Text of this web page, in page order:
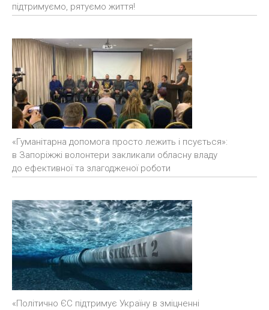
підтримуємо, рятуємо життя!
«Гуманітарна допомога просто лежить і псується»:
в Запоріжжі волонтери закликали обласну владу
до ефективної та злагодженої роботи
«Політично ЄС підтримує Україну в зміцненні